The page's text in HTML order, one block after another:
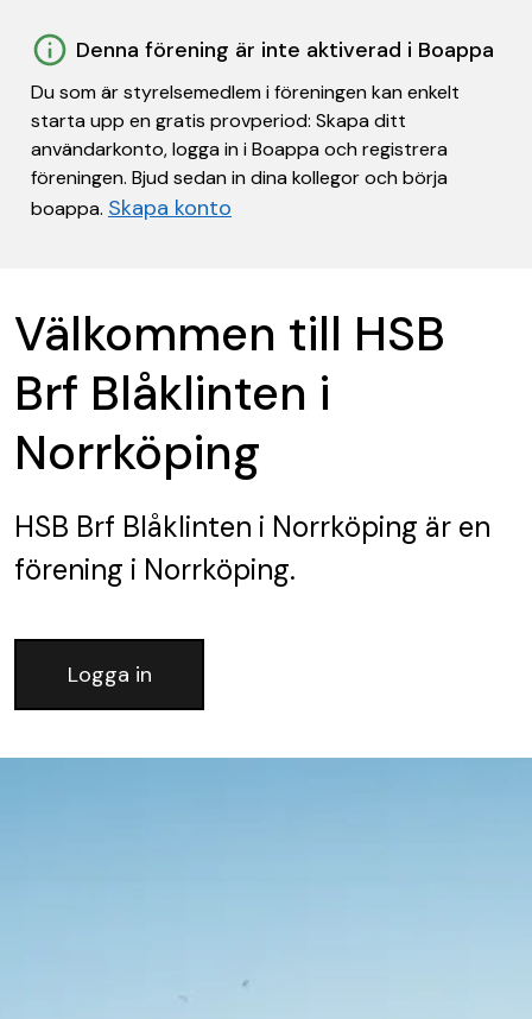
Denna förening är inte aktiverad i Boappa
Du som är styrelsemedlem i föreningen kan enkelt
starta upp en gratis provperiod: Skapa ditt
användarkonto, logga in i Boappa och registrera
föreningen. Bjud sedan in dina kollegor och börja
boappa. Skapa konto
Välkommen till HSB
Brf Blåklinten i
Norrköping
HSB Brf Blåklinten i Norrköping är en
förening i Norrköping.
Logga in